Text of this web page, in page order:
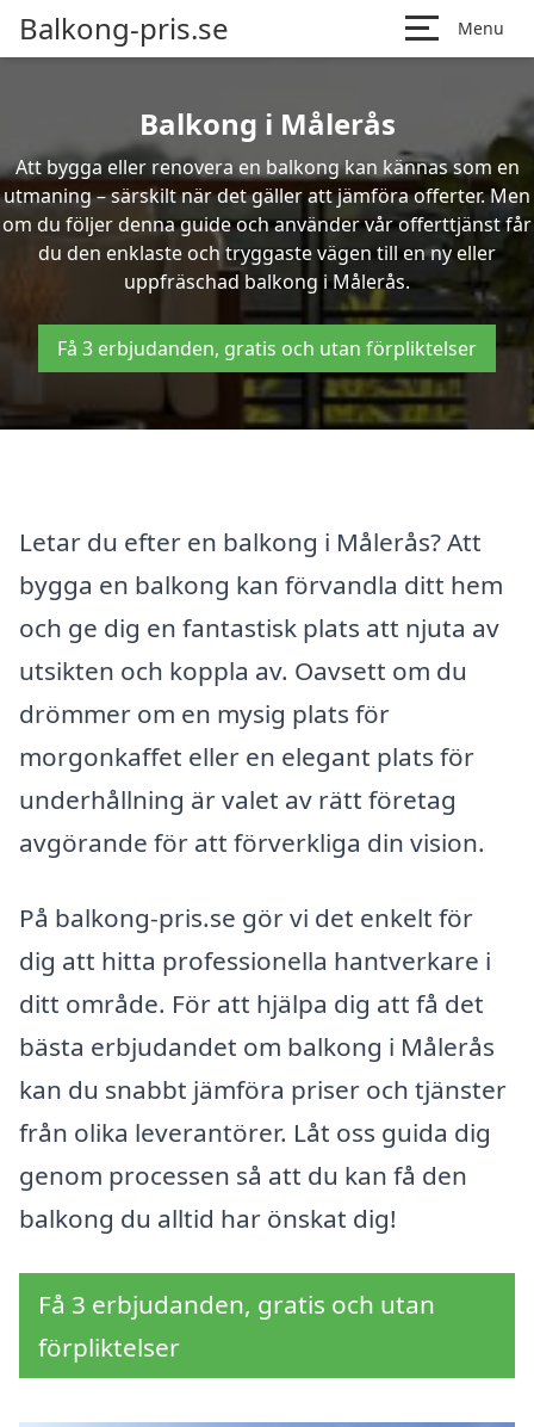
Balkong-pris.se Menu
Balkong i Målerås
Att bygga eller renovera en balkong kan kännas som en
utmaning – särskilt när det gäller att jämföra offerter. Men
om du följer denna guide och använder vår offerttjänst får
du den enklaste och tryggaste vägen till en ny eller
uppfräschad balkong i Målerås.
Få 3 erbjudanden, gratis och utan förpliktelser
Letar du efter en balkong i Målerås? Att
bygga en balkong kan förvandla ditt hem
och ge dig en fantastisk plats att njuta av
utsikten och koppla av. Oavsett om du
drömmer om en mysig plats för
morgonkaffet eller en elegant plats för
underhållning är valet av rätt företag
avgörande för att förverkliga din vision.
På balkong-pris.se gör vi det enkelt för
dig att hitta professionella hantverkare i
ditt område. För att hjälpa dig att få det
bästa erbjudandet om balkong i Målerås
kan du snabbt jämföra priser och tjänster
från olika leverantörer. Låt oss guida dig
genom processen så att du kan få den
balkong du alltid har önskat dig!
Få 3 erbjudanden, gratis och utan
förpliktelser